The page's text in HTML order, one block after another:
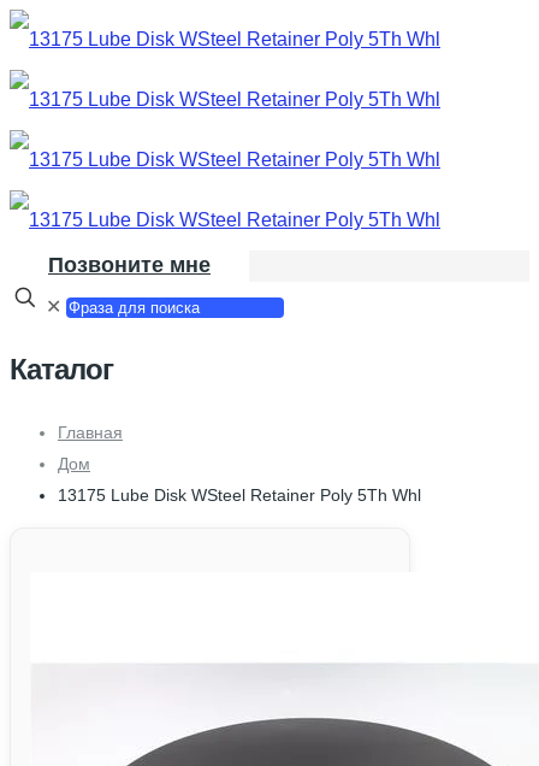
Позвоните мне
✕
Каталог
Главная
Дом
13175 Lube Disk WSteel Retainer Poly 5Th Whl